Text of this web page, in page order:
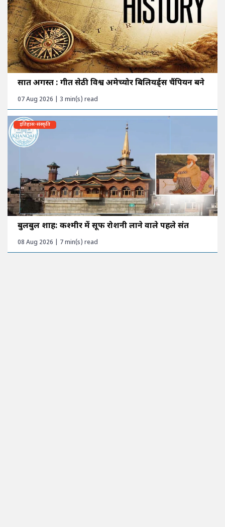
सात अगस्त : गीत सेठी विश्व अमेच्योर बिलियर्ड्स चैंपियन बने
07 Aug 2026 | 3 min(s) read
इतिहास-संस्कृति
बुलबुल शाह: कश्मीर में सूफी रोशनी लाने वाले पहले संत
08 Aug 2026 | 7 min(s) read